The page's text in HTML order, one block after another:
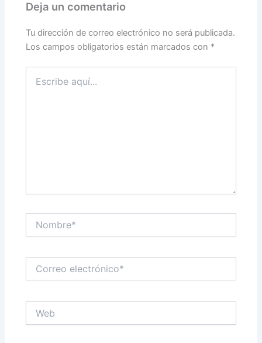
Deja un comentario
Tu dirección de correo electrónico no será publicada.
Los campos obligatorios están marcados con *
aquí...
electrónico*